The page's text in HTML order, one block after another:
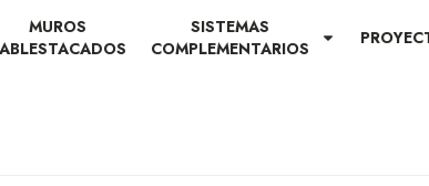
MUROS
SISTEMAS
COMPLEMENTARIOS